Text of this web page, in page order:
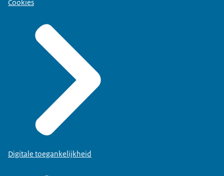
Cookies
Digitale toegankelijkheid